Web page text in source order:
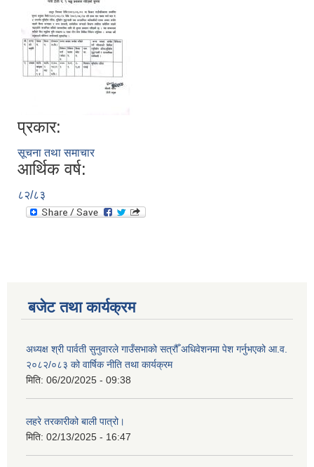
प्रकार:
सूचना तथा समाचार
आर्थिक वर्ष:
८२/८३
बजेट तथा कार्यक्रम
अध्यक्ष श्री पार्वती सुनुवारले गाउँसभाको सत्रौँ अधिवेशनमा पेश गर्नुभएको आ.व.
२०८२/०८३ को वार्षिक नीति तथा कार्यक्रम
मिति: 06/20/2025 - 09:38
लहरे तरकारीको बाली पात्रो।
मिति: 02/13/2025 - 16:47